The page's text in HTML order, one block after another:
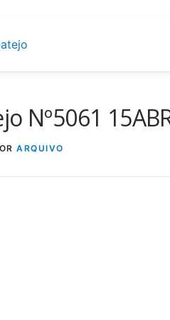
Nº5061
ARQUIVO